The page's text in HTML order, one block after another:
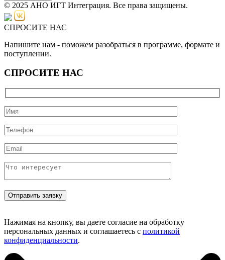
© 2025 АНО ИГТ Интеграция. Все права защищены.
СПРОСИТЕ НАС
Напишите нам - поможем разобраться в программе, формате и
поступлении.
СПРОСИТЕ НАС
Нажимая на кнопку, вы даете согласие на обработку
персональных данных и соглашаетесь с политикой
конфиденциальности.